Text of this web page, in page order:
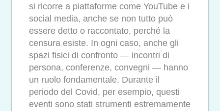
si ricorre a piattaforme come YouTube e i
social media, anche se non tutto può
essere detto o raccontato, perché la
censura esiste. In ogni caso, anche gli
spazi fisici di confronto — incontri di
persona, conferenze, convegni — hanno
un ruolo fondamentale. Durante il
periodo del Covid, per esempio, questi
eventi sono stati strumenti estremamente